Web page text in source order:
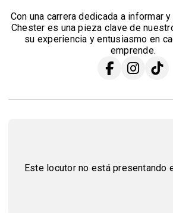
Con una carrera dedicada a informar
Chester es una pieza clave de
su experiencia y entusiasmo en
emprende.
Este locutor no está presentando